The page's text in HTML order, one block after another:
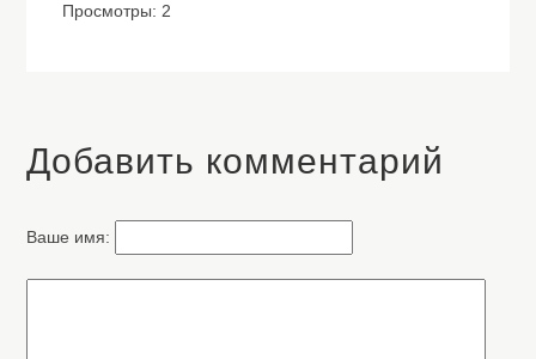
Просмотры: 2
Добавить комментарий
Ваше имя: